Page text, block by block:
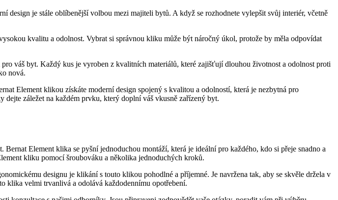
design je stále oblíbenější ​volbou mezi majiteli bytů. A když se rozhodnete vylepšit svůj interiér, včetně
kvalitu a odolnost. Vybrat ​si správnou kliku může být náročný úkol, protože by měla odpovídat
váš⁢ byt.⁤ Každý kus je vyroben z⁢ kvalitních materiálů,​ které ‍zajišťují ⁣dlouhou životnost a ‌odolnost proti
nová.
Element klikou získáte moderní design spojený s kvalitou a odolností, která je nezbytná⁤ pro
záležet na každém prvku, ⁣který doplní váš vkusně zařízený byt.
Element klika se pyšní jednoduchou montáží,⁢ která je ideální pro každého, kdo si⁣ přeje snadno a
‍kliku pomocí šroubováku a několika jednoduchých ⁢kroků.
designu je klikání s touto klikou pohodlné a příjemné. Je navržena tak, aby se skvěle držela v
klika ⁢velmi trvanlivá a odolává každodennímu opotřebení.